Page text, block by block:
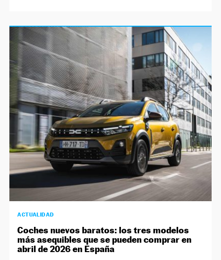
ACTUALIDAD
Coches nuevos baratos: los tres modelos
más asequibles que se pueden comprar en
abril de 2026 en España